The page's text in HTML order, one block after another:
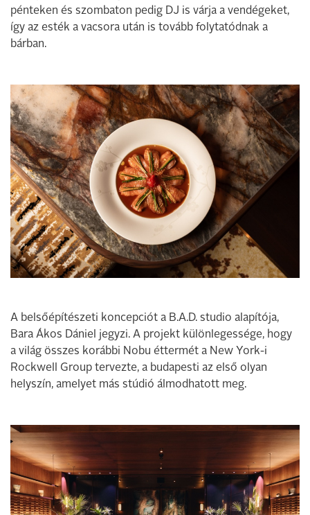
pénteken és szombaton pedig DJ is várja a vendégeket,
így az esték a vacsora után is tovább folytatódnak a
bárban.
A belsőépítészeti koncepciót a B.A.D. studio alapítója,
Bara Ákos Dániel jegyzi. A projekt különlegessége, hogy
a világ összes korábbi Nobu éttermét a New York-i
Rockwell Group tervezte, a budapesti az első olyan
helyszín, amelyet más stúdió álmodhatott meg.